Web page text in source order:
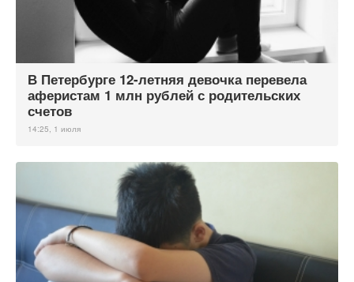
В Петербурге 12-летняя девочка перевела
аферистам 1 млн рублей с родительских
счетов
14:25, 1 июля